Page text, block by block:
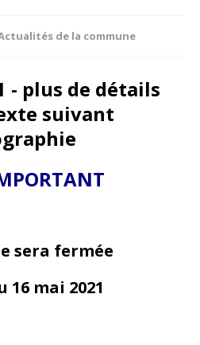
de la commune
sera fermée
16 mai 2021